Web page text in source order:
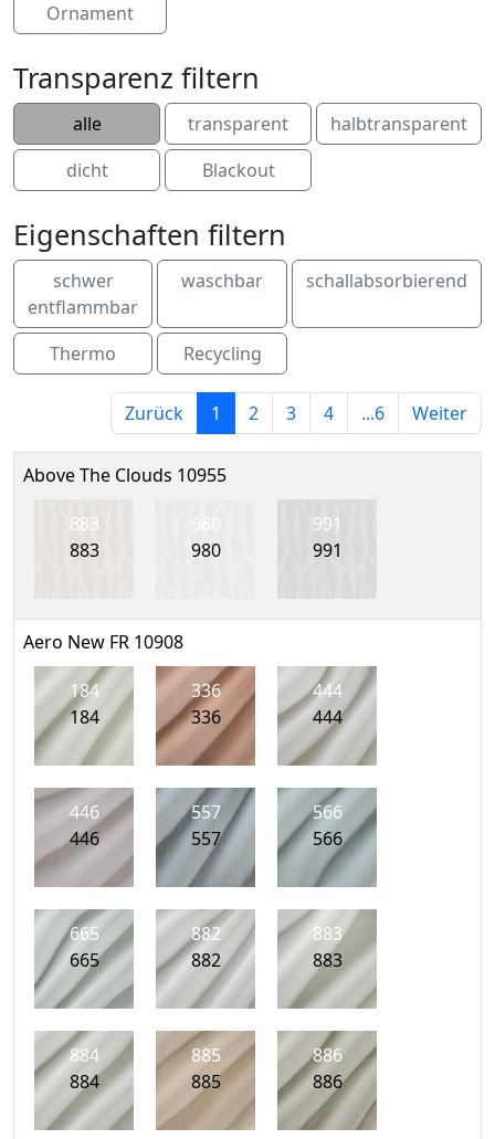
Ornament
Transparenz filtern
alle transparent
halbtransparent
dicht
Blackout
Eigenschaften filtern
schwer
entflammbar
waschbar schallabsorbierend
Thermo Recycling
Zurück 1 2 3 4 ...6 Weiter
Above The Clouds 10955
883
883
980
991
991
Aero New FR 10908
184
184
336
336
444
444
446
446
557
557
566
566
665
665
882
882
883
883
884
884
885
885
886
886